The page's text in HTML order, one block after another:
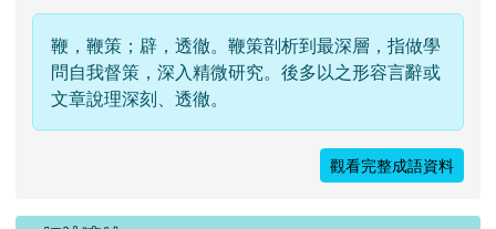
鞭，鞭策；辟，透徹。鞭策剖析到最深層，指做學
問自我督策，深入精微研究。後多以之形容言辭或
文章說理深刻、透徹。
觀看完整成語資料